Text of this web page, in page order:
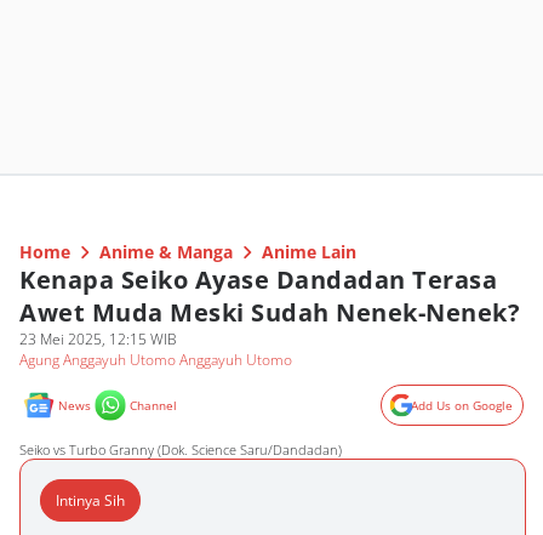
Home Anime & Manga Anime Lain
Kenapa Seiko Ayase Dandadan Terasa
Awet Muda Meski Sudah Nenek-Nenek?
23 Mei 2025, 12:15 WIB
Agung Anggayuh Utomo Anggayuh Utomo
News Channel Add Us on Google
Seiko vs Turbo Granny (Dok. Science Saru/Dandadan)
Intinya Sih